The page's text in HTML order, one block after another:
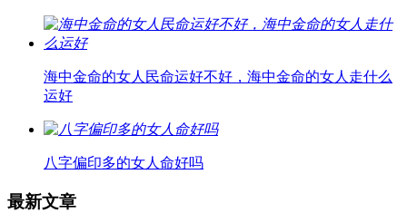
海中金命的女人民命运好不好，海中金命的女人走什么
运好
八字偏印多的女人命好吗
最新文章